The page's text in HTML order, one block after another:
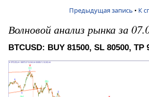
Предыдущая запись • К
Волновой анализ рынка за
BTCUSD: BUY 81500, SL 80500, TP